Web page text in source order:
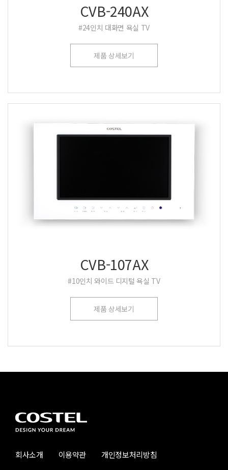
CVB-240AX
#24인치 대화면 욕실 TV
제품 상세보기
CVB-107AX
#10인치 와이드 디지털 욕실 TV
제품 상세보기
회사소개 이용약관
개인정보처리방침